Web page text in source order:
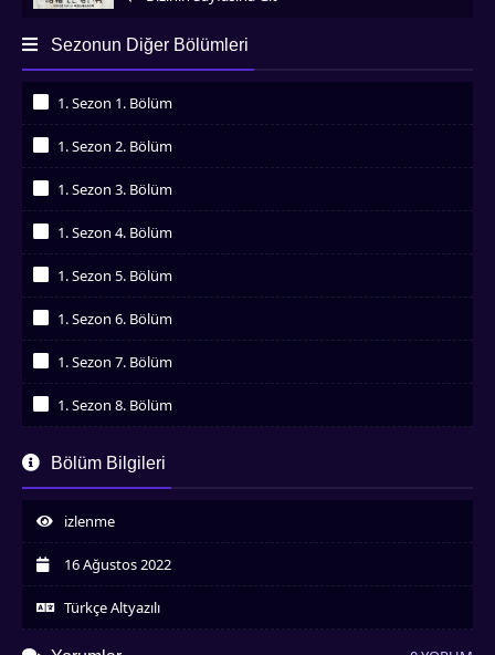
Sezonun Diğer Bölümleri
1. Sezon 1. Bölüm
1. Sezon 2. Bölüm
1. Sezon 3. Bölüm
1. Sezon 4. Bölüm
1. Sezon 5. Bölüm
1. Sezon 6. Bölüm
1. Sezon 7. Bölüm
1. Sezon 8. Bölüm
İzledim
İzledim
1. Sezon 10. Bölüm
İzledim
İzledim
1. Sezon 12. Bölüm
İzledim
1. Sezon 13. Bölüm
Bölüm Bilgileri
izlenme
16 Ağustos 2022
Türkçe Altyazılı